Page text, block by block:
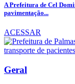
A Prefeitura de Cel
pavimentação...
ACESSAR
Geral